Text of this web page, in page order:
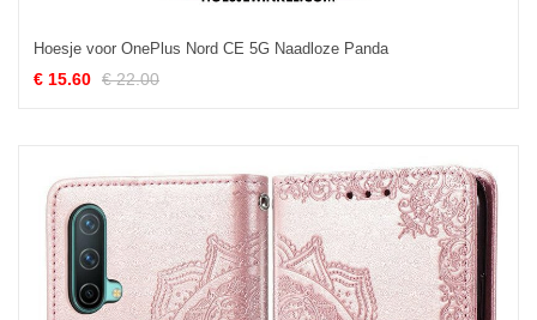
Hoesje voor OnePlus Nord CE 5G Naadloze Panda
€ 15.60 € 22.00